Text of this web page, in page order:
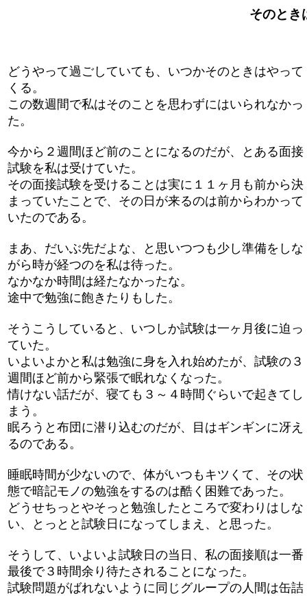
そのと
どうやって過ごしていても、いつかそのときはやって
くる。
この数週間で私はそのことを思わずにはいられなかっ
た。
今から２週間ほど前のことになるのだが、とある面接
試験を私は受けていた。
その面接試験を受けることは実に１１ヶ月も前から決
まっていたことで、その日が来るのは前からわかって
いたのである。
まあ、だいぶ先だよな、と思いつつも少し準備をしな
がら時が経つのを私は待った。
なかなか時間は経たなかったな。
途中で勉強に飽きたりもした。
そうこうしていると、いつしか試験は一ヶ月後に迫っ
ていた。
いよいよかと私は勉強に身を入れ始めたが、試験の３
週間ほど前から緊張で眠れなくなった。
情けない話だが、寝ても３～４時間ぐらいで起きてし
まう。
眠ろうと布団に潜り込むのだが、目はギンギンに冴え
るのである。
睡眠時間が少ないので、体がいつもキツくて、その状
態で暗記モノの勉強をするのは酷く困難であった。
どうせちっとやそっと勉強したところで変わりはしな
い、とっとと試験日になってしまえ、と思った。
そうして、いよいよ試験日の当日、私の面接順は一番
最後で３時間余り待たされることになった。
試験問題がばれないように同じグループの人間は缶詰